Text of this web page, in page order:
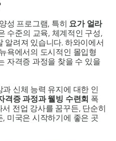
성 프로그램, 특히 요가 얼라
수준의 교육, 체계적인 구성,
알려져 있습니다. 하와이에서
욕에서의 도시적인 몰입형
자격증 과정을 찾을 수 있을
신체 능력 유지에 대한 인
격증 과정과 웰빙 수련회 폭
전업 강사를 꿈꾸든, 단순히
미국은 시작하기에 좋은 곳